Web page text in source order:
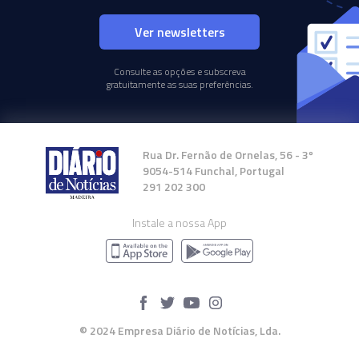
Ver newsletters
Consulte as opções e subscreva
gratuitamente as suas preferências.
Rua Dr. Fernão de Ornelas, 56 - 3º
9054-514 Funchal, Portugal
291 202 300
Instale a nossa App
© 2024 Empresa Diário de Notícias, Lda.